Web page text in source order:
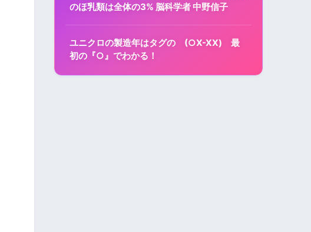
のほ乳類は全体の3% 脳科学者 中野信子
ユニクロの製造年はタグの (○X-XX) 最
初の『○』でわかる！